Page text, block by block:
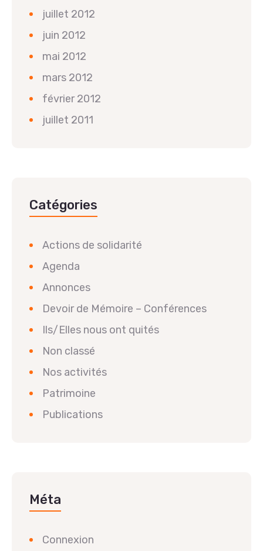
juillet 2012
juin 2012
mai 2012
mars 2012
février 2012
juillet 2011
Catégories
Actions de solidarité
Agenda
Annonces
Devoir de Mémoire – Conférences
Ils/Elles nous ont quités
Non classé
Nos activités
Patrimoine
Publications
Méta
Connexion